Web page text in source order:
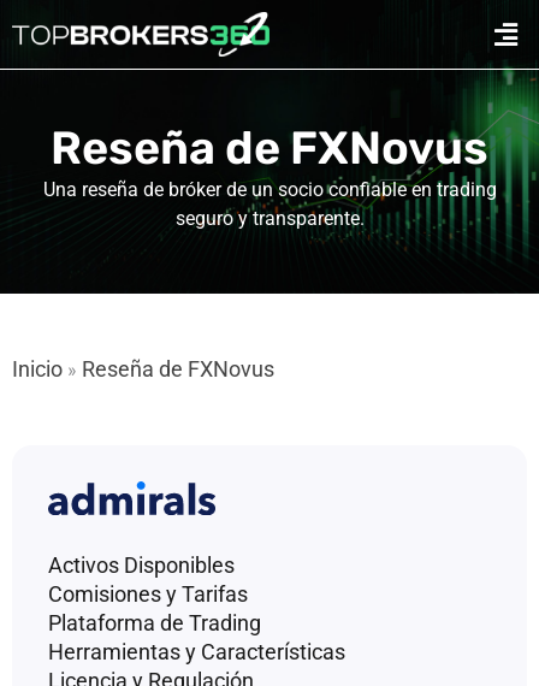
contenido
Reseña de FXNovus
Una reseña de bróker de un socio confiable en trading
seguro y transparente.
Inicio » Reseña de FXNovus
Activos Disponibles
Comisiones y Tarifas
Plataforma de Trading
Herramientas y Características
Licencia y Regulación